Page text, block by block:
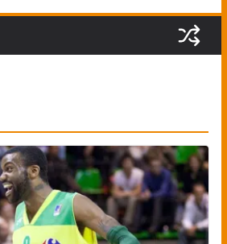
Gobert, deuxième Français élu